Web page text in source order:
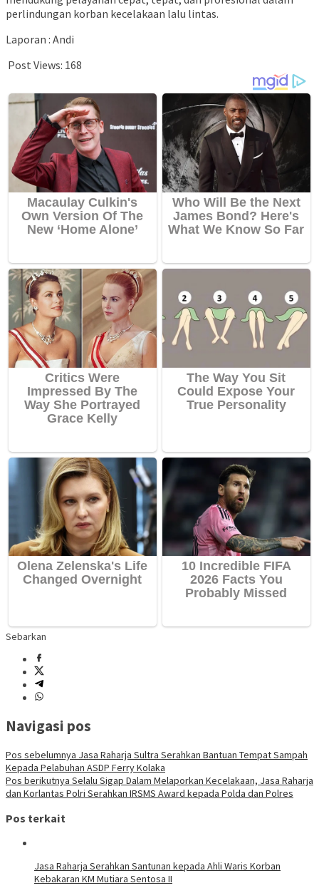
perlindungan korban kecelakaan lalu lintas.
Laporan : Andi
Post Views: 168
Sebarkan
Navigasi pos
Pos sebelumnya Jasa Raharja Sultra Serahkan Bantuan Tempat Sampah
Kepada Pelabuhan ASDP Ferry Kolaka
Pos berikutnya Selalu Sigap Dalam Melaporkan Kecelakaan, Jasa Raharja
dan Korlantas Polri Serahkan IRSMS Award kepada Polda dan Polres
Pos terkait
Jasa Raharja Serahkan Santunan kepada Ahli Waris Korban
Kebakaran KM Mutiara Sentosa II